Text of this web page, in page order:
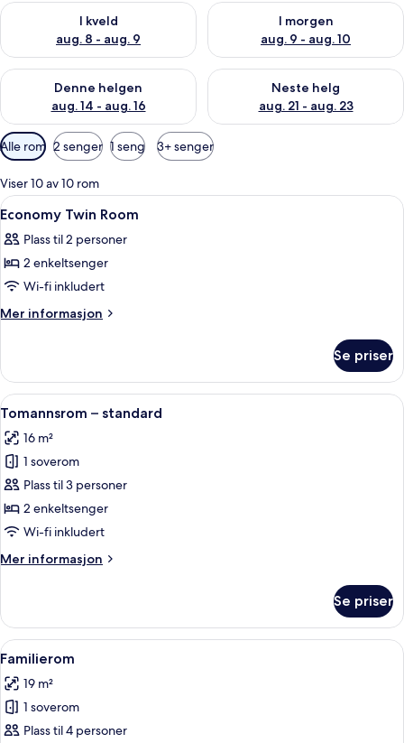
I kveld
aug. 8 - aug. 9
Sjekk tilgjengelighet for i kveld, aug. 8 - aug. 9
I morgen
aug. 9 - aug. 10
Sjekk tilgjengelighet for i
Denne helgen
aug. 14 - aug. 16
Sjekk tilgjengelighet for denne helgen, aug. 14 - aug. 16
Neste helg
aug. 21 - aug. 23
Sjekk tilgjengelighet for
Tilgjengelige
filtre
for
rom
Alle rom 2 senger 1 seng 3+ senger
Viser 10 av 10 rom
Åpne
alle
bildene
av
Economy
Twin
Blendingsgardiner, wi-fi (inkludert)
4
Economy Twin Room
Plass til 2 personer
2 enkeltsenger
Wi-fi inkludert
Mer informasjon
Mer
Twin
Room
Se priser
Åpne
alle
bildene
av
Tomannsrom
–
standard
Blendingsgardiner, wi-fi (inkludert)
6
Tomannsrom – standard
16 m²
1 soverom
Plass til 3 personer
2 enkeltsenger
Wi-fi inkludert
Mer informasjon
Mer
–
standard
Se priser
Åpne
alle
bildene
av
Familierom
Familierom | Blendingsgardiner, wi-
5
Familierom
19 m²
1 soverom
Plass til 4 personer